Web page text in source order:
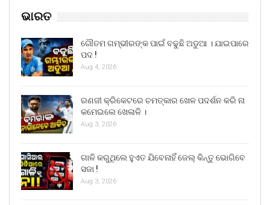
ଭାରତ
ଗୌତମ ଗମ୍ଭୀରଙ୍କ ପାଇଁ ବଢୁଛି ଅଡୁଆ । ଯାଇପାରେ
ପଦ !
Aug 4, 2026
ରଣଜୀ କ୍ରିକେଟରେ ଚମତ୍କାର ଖେଳ ପଦର୍ଶନ କରି ନା
କମେଇଲେ ଖେଳାଳି ।
Aug 3, 2026
ଗାଳି କରୁଥିଲେ ହୁଏତ ଯିବେନାହିଁ ଜେଲ୍ କିନ୍ତୁ ଭୋଗିବେ
ସଜା !
Aug 3, 2026